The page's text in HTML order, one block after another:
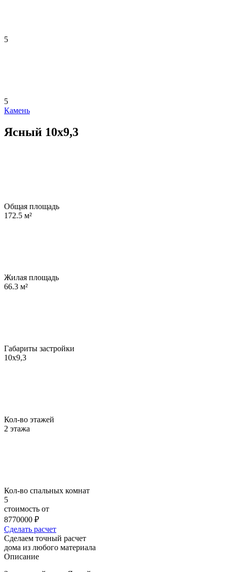
5
5
Камень
Ясный 10х9,3
Общая площадь
172.5 м²
Жилая площадь
66.3 м²
Габариты застройки
10х9,3
Кол-во этажей
2 этажа
Кол-во спальных комнат
5
стоимость от
8770000 ₽
Сделать расчет
Сделаем точный расчет
дома из любого материала
Описание